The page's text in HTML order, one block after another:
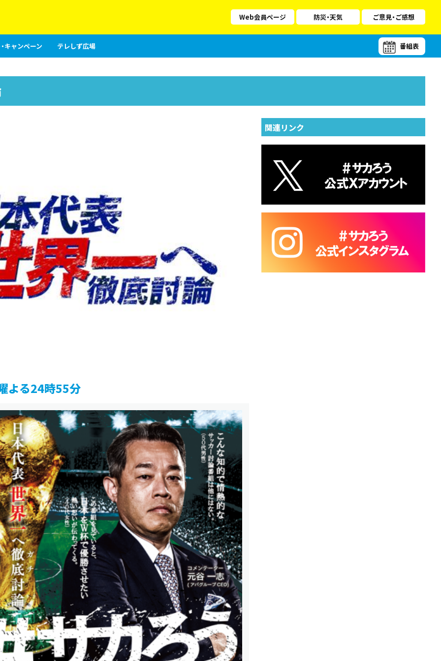
Web会員ページ 防災・天気 ご意見・ご感想
キャンペーン テレしず広場 番組表
よる24時55分
関連リンク